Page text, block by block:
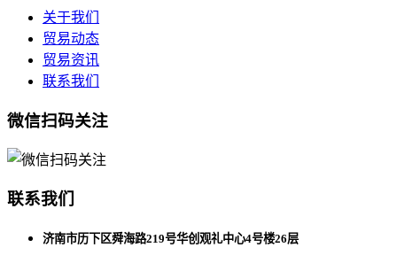
关于我们
贸易动态
贸易资讯
联系我们
微信扫码关注
联系我们
济南市历下区舜海路219号华创观礼中心4号楼26层